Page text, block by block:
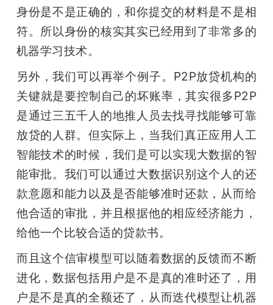
身份是不是正确的，和你提交的材料是不是相
符。所以身份的核实其实已经用到了非常多的
机器学习技术。
另外，我们可以再举个例子。P2P放贷机构的
关键就是要控制自己的坏账率，其实很多P2P
是通过三五千人的地推人员去找寻找能够可靠
放贷的人群。但实际上，当我们真正应用人工
智能技术的时候，我们是可以实现大数据的智
能审批。我们可以通过大数据识别这个人的还
款意愿和能力以及是否能够准时还款，从而给
他合适的审批，并且根据他的相应经济能力，
给他一个比较合适的贷款书。
而且这个信审模型可以随着数据的反馈而不断
进化，数据包括用户是不是真的准时还了，用
户是不是真的全额还了，从而迭代模型让机器